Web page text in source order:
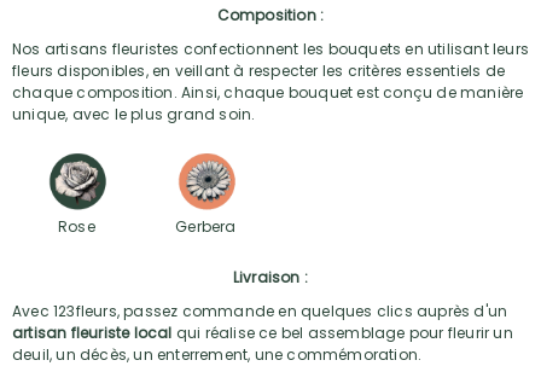
Composition :
Nos artisans fleuristes confectionnent les bouquets en utilisant leurs
fleurs disponibles, en veillant à respecter les critères essentiels de
chaque composition. Ainsi, chaque bouquet est conçu de manière
unique, avec le plus grand soin.
Rose Gerbera
Livraison :
Avec 123fleurs, passez commande en quelques clics auprès d'un
artisan fleuriste local qui réalise ce bel assemblage pour fleurir un
deuil, un décès, un enterrement, une commémoration.